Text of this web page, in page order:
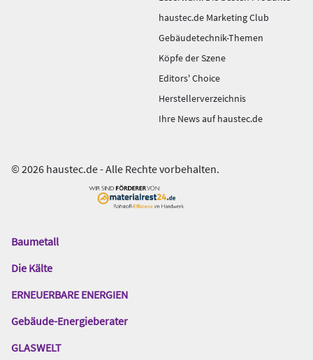
haustec.de Marketing Club
Gebäudetechnik-Themen
Köpfe der Szene
Editors' Choice
Herstellerverzeichnis
Ihre News auf haustec.de
© 2026 haustec.de - Alle Rechte vorbehalten.
Das
Gentner
Baumetall
Die Kälte
ERNEUERBARE ENERGIEN
Gebäude-Energieberater
GLASWELT